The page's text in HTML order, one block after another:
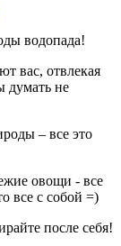
водопада!
вас, отвлекая
думать не
– все это
овощи - все
все с собой =)
после себя!